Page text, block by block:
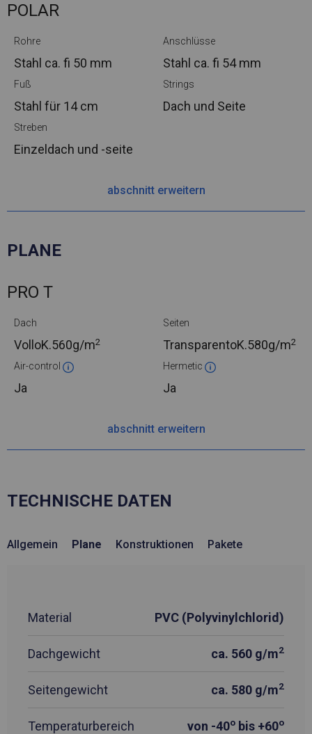
POLAR
Rohre
Stahl ca. fi 50 mm
Anschlüsse
Stahl ca. fi 54 mm
Fuß
Stahl für 14 cm
Strings
Dach und Seite
Streben
Einzeldach und -seite
abschnitt erweitern
PLANE
PRO T
Dach
VolloK.560g/m2
Seiten
TransparentoK.580g/m2
Air-control
Ja
Hermetic
Ja
abschnitt erweitern
TECHNISCHE DATEN
Allgemein Plane Konstruktionen Pakete
Material PVC (Polyvinylchlorid)
Dachgewicht ca. 560 g/m2
Seitengewicht ca. 580 g/m2
Temperaturbereich von -40o bis +60o